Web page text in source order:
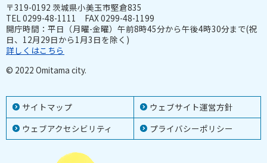
サイトマップ
ウェブサイト運営方針
ウェブアクセシビリティ
プライバシーポリシー
〒319-0192 茨城県小美玉市堅倉835
TEL 0299-48-1111 FAX 0299-48-1199
開庁時間：平日（月曜-金曜）午前8時45分から午後4時30分まで(祝
日、12月29日から1月3日を除く)
詳しくはこちら
© 2022 Omitama city.